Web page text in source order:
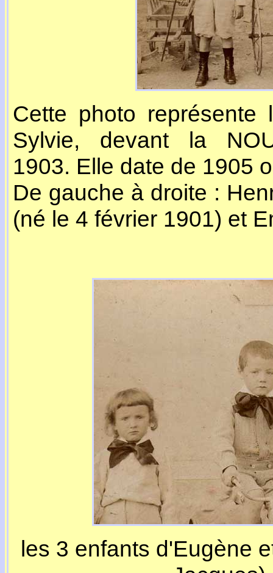
Cette photo
Sylvie, devant la
1903. Elle date de 1905
De gauche à droite :
(né le 4 février 1901) et
les 3 enfants d'Eugène